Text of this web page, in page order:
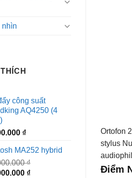
nhìn
công suất
AQ4250 (4
₫
MA252 hybrid
₫
₫
Ortofon
stylus
Điểm